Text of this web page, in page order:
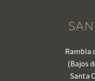
Rambla
(Bajos
Santa